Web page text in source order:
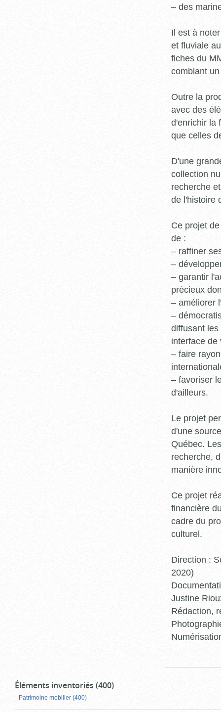
– des
Il est à
et fluviale
fiches du
comblant
Outre la
avec des
d'enrichir la
que celles
D'une
collection
recherche
de l'histoire
Ce projet
de :
– raffiner
–
– garantir
précieux
– améliorer
–
diffusant
interface de
– faire
– favoriser
d'ailleurs.
Le projet
d'une
Québec.
recherche,
manière
Ce projet
financière
cadre du
culturel.
Direction :
2020)
Justine
Rédaction,
Éléments inventoriés (400)
Patrimoine mobilier (400)